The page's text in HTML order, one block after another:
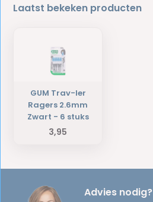
Laatst bekeken producten
GUM Trav-ler
Ragers 2.6mm
Zwart - 6 stuks
3,95
Advies nodig?